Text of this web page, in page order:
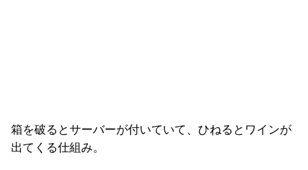
箱を破るとサーバーが付いていて、ひねるとワインが
出てくる仕組み。